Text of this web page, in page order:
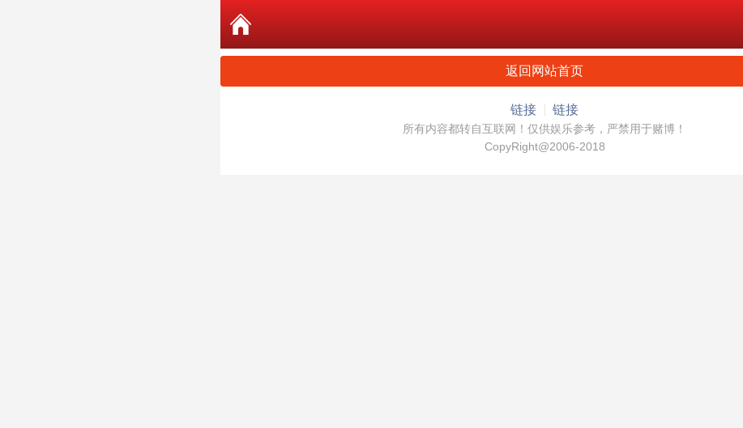
返回网站首页
链接 链接
所有内容都转自互联网！仅供娱乐参考，严禁用于赌博！
CopyRight@2006-2018